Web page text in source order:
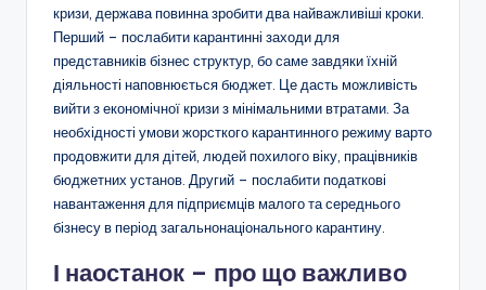
кризи, держава повинна зробити два найважливіші кроки.
Перший – послабити карантинні заходи для
представників бізнес структур, бо саме завдяки їхній
діяльності наповнюється бюджет. Це дасть можливість
вийти з економічної кризи з мінімальними втратами. За
необхідності умови жорсткого карантинного режиму варто
продовжити для дітей, людей похилого віку, працівників
бюджетних установ. Другий – послабити податкові
навантаження для підприємців малого та середнього
бізнесу в період загальнонаціонального карантину.
І наостанок – про що важливо